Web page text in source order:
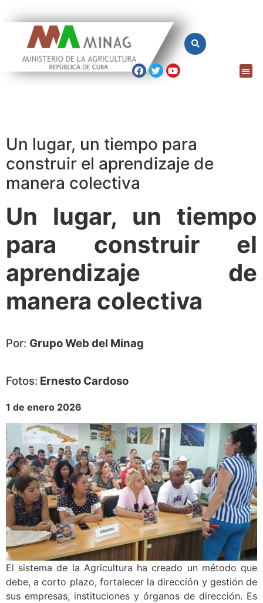
Un lugar, un tiempo para
construir el aprendizaje de
manera colectiva
Un lugar, un tiempo
para construir el
aprendizaje de
manera colectiva
Por: Grupo Web del Minag
Fotos: Ernesto Cardoso
1 de enero 2026
El sistema de la Agricultura ha creado un método que
debe, a corto plazo, fortalecer la dirección y gestión de
sus empresas, instituciones y órganos de dirección. Es